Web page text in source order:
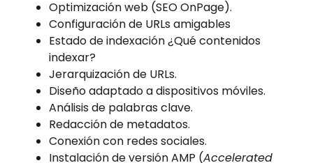
Optimización web (SEO OnPage).
Configuración de URLs amigables
Estado de indexación ¿Qué contenidos
indexar?
Jerarquización de URLs.
Diseño adaptado a dispositivos móviles.
Análisis de palabras clave.
Redacción de metadatos.
Conexión con redes sociales.
Instalación de versión AMP (Accelerated